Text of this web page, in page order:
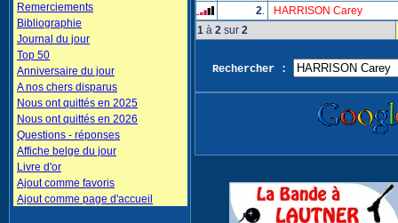
Remerciements
Bibliographie
Journal du jour
Top 50
Anniversaire du jour
A nos chers disparus
Nous ont quittés en 2025
Nous ont quittés en 2026
Questions - réponses
Affiche belge du jour
Livre d'or
Ajout comme favoris
Ajout comme page d'accueil
2.
HARRISON Carey
1 à 2 sur 2
Rechercher :